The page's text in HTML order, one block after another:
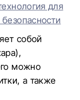
для
собой
можно
а также